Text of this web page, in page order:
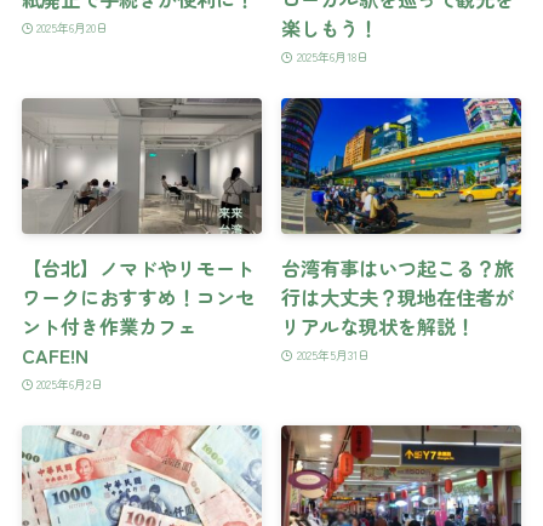
2025年6月20日
楽しもう！
2025年6月18日
【台北】ノマドやリモート
ワークにおすすめ！コンセ
ント付き作業カフェ
CAFE!N
2025年6月2日
台湾有事はいつ起こる？旅
行は大丈夫？現地在住者が
リアルな現状を解説！
2025年5月31日